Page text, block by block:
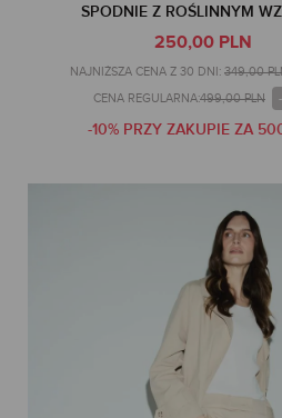
SPODNIE Z ROŚLINNYM
250,00 PLN
NAJNIŻSZA CENA Z 30 DNI: 349,00
CENA REGULARNA:499,00 PLN
-10% PRZY ZAKUPIE ZA